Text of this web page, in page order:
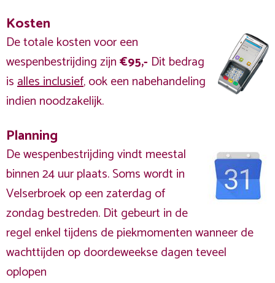
Kosten
De totale kosten voor een
wespenbestrijding zijn€95,- Dit bedrag
isalles inclusief, ook een nabehandeling
indien noodzakelijk.
Planning
De wespenbestrijding vindt meestal
binnen 24 uur plaats. Soms wordt in
Velserbroek op een zaterdag of
zondag bestreden. Dit gebeurt in de
regel enkel tijdens de piekmomenten wanneer de
wachttijden op doordeweekse dagen teveel
oplopen